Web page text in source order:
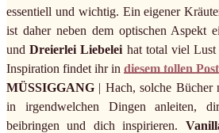
essentiell und wichtig. Ein eigener
ist daher neben dem optischen Aspekt
undDreierlei Liebelei hat total viel Lust
Inspiration findet ihr in diesem tollen Post
MÜSSIGGANG | Hach, solche Bücher
in irgendwelchen Dingen anleiten,
beibringen und dich inspirieren.